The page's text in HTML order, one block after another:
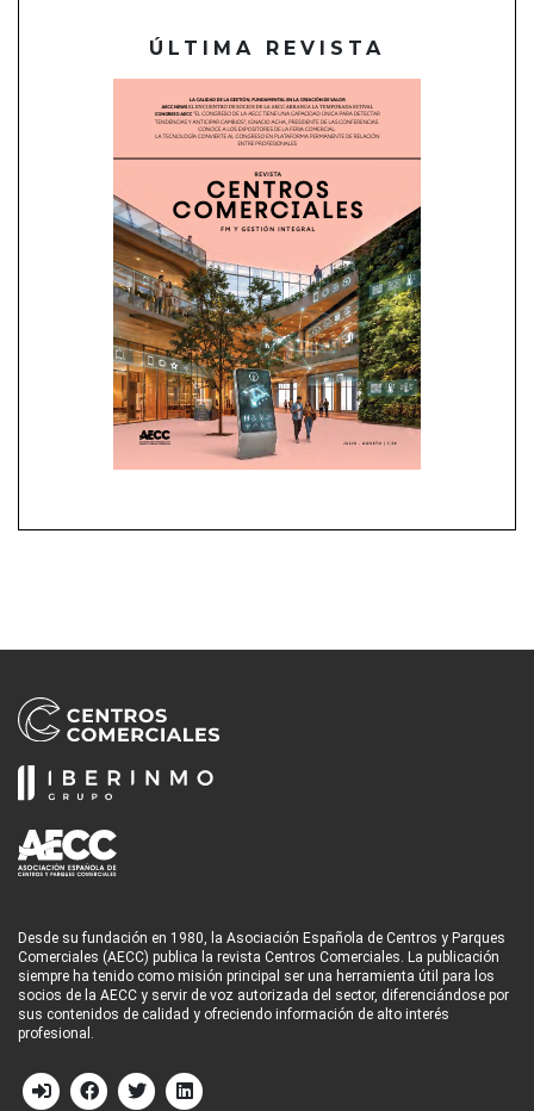
ÚLTIMA REVISTA
Desde su fundación en 1980, la Asociación Española de Centros y Parques
Comerciales (AECC) publica la revista Centros Comerciales. La publicación
siempre ha tenido como misión principal ser una herramienta útil para los
socios de la AECC y servir de voz autorizada del sector, diferenciándose por
sus contenidos de calidad y ofreciendo información de alto interés
profesional.